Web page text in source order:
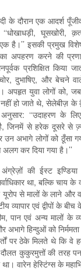
के दौरान एक आदर्श
‘‘धोखाधड़ी,
है।’’ इसकी प्रमुख
अपहरण करने की
प्रशिक्षित किया
दुभाषिए, और बेचने
अपहृत युवा लोगों को,
हो जाते थे, सेलेबीज़ के
अनुसार: ‘‘उदाहरण के
जिनमें से हरेक दूसरे से
उन अभागे लोगों को ठूँसा
कर दिया गया है।’’
की ईस्‍ट
था, बल्कि चाय के
से मालों के लाने और
व्यापार एवं द्वीपों के
पान एवं अन्य मालों के
हिन्दुओं को
पर ठेके मिलते थे कि वे
कुकुरमुत्तों की तरह
हेस्टिंग्स के